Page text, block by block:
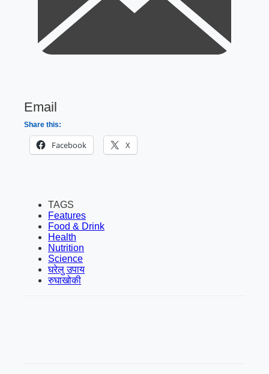
Email
Share this:
Facebook X
TAGS
Features
Food & Drink
Health
Nutrition
Science
घरेलु उपाय
रुघाखोकी